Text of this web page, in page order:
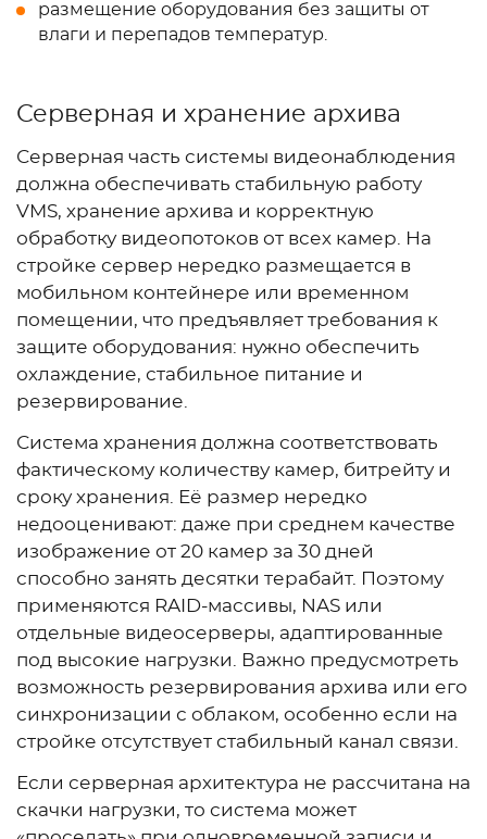
размещение оборудования без защиты от
влаги и перепадов температур.
Серверная и хранение архива
Серверная часть системы видеонаблюдения
должна обеспечивать стабильную работу
VMS, хранение архива и корректную
обработку видеопотоков от всех камер. На
стройке сервер нередко размещается в
мобильном контейнере или временном
помещении, что предъявляет требования к
защите оборудования: нужно обеспечить
охлаждение, стабильное питание и
резервирование.
Система хранения должна соответствовать
фактическому количеству камер, битрейту и
сроку хранения. Её размер нередко
недооценивают: даже при среднем качестве
изображение от 20 камер за 30 дней
способно занять десятки терабайт. Поэтому
применяются RAID-массивы, NAS или
отдельные видеосерверы, адаптированные
под высокие нагрузки. Важно предусмотреть
возможность резервирования архива или его
синхронизации с облаком, особенно если на
стройке отсутствует стабильный канал связи.
Если серверная архитектура не рассчитана на
скачки нагрузки, то система может